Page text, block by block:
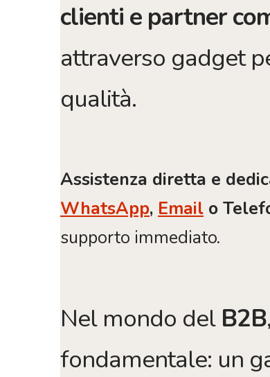
clienti e partner
attraverso gadget
qualità.
Assistenza diretta e
WhatsApp, Email o
supporto immediato.
Nel mondo del B2B
fondamentale: un